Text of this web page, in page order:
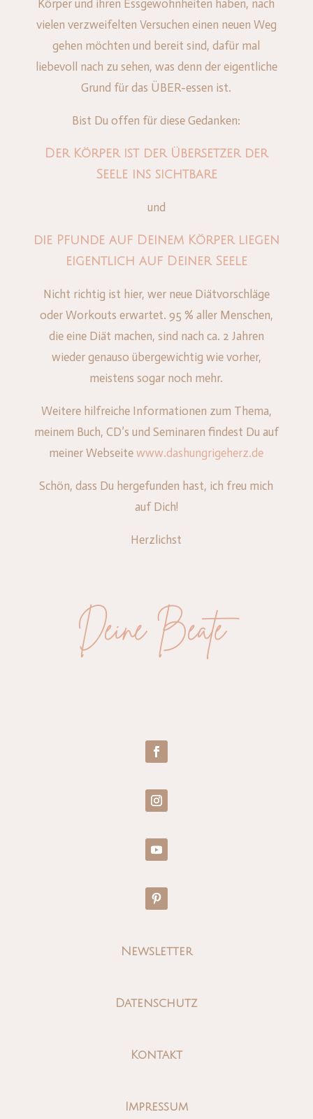
Körper und ihren Essgewohnheiten haben, nach
vielen verzweifelten Versuchen einen neuen Weg
gehen möchten und bereit sind, dafür mal
liebevoll nach zu sehen, was denn der eigentliche
Grund für das ÜBER-essen ist.
Bist Du offen für diese Gedanken:
Der Körper ist der Übersetzer der
Seele ins sichtbare
und
die Pfunde auf Deinem Körper liegen
eigentlich auf Deiner Seele
Nicht richtig ist hier, wer neue Diätvorschläge
oder Workouts erwartet. 95 % aller Menschen,
die eine Diät machen, sind nach ca. 2 Jahren
wieder genauso übergewichtig wie vorher,
meistens sogar noch mehr.
Weitere hilfreiche Informationen zum Thema,
meinem Buch, CD’s und Seminaren findest Du auf
meiner Webseitewww.dashungrigeherz.de
Schön, dass Du hergefunden hast, ich freu mich
auf Dich!
Herzlichst
Newsletter
Datenschutz
Kontakt
Impressum